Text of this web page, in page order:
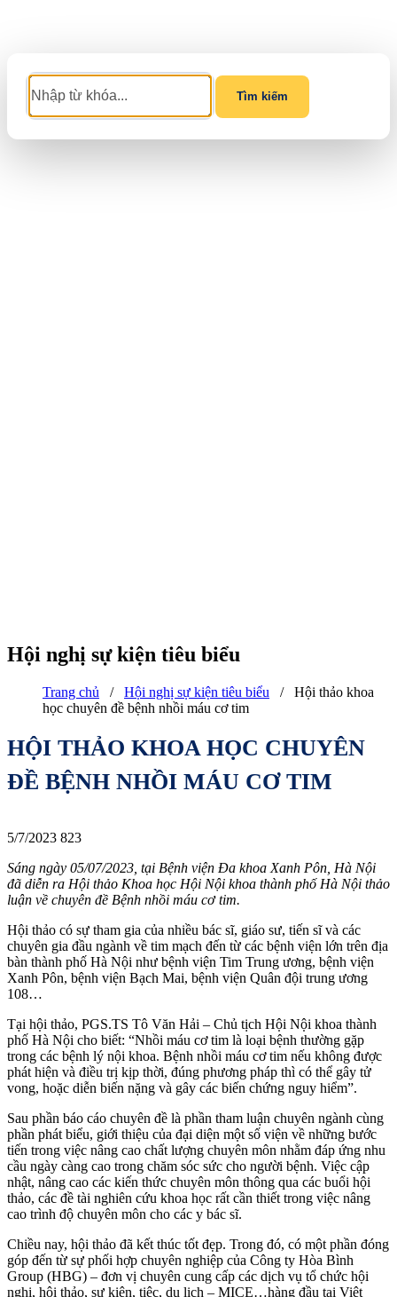
Tìm kiếm
Hội nghị sự kiện tiêu biểu
Trang chủ / Hội nghị sự kiện tiêu biểu / Hội thảo khoa
học chuyên đề bệnh nhồi máu cơ tim
HỘI THẢO KHOA HỌC CHUYÊN
ĐỀ BỆNH NHỒI MÁU CƠ TIM
5/7/2023 823
Sáng ngày 05/07/2023, tại Bệnh viện Đa khoa Xanh Pôn, Hà Nội
đã diễn ra Hội thảo Khoa học Hội Nội khoa thành phố Hà Nội thảo
luận về chuyên đề Bệnh nhồi máu cơ tim.
Hội thảo có sự tham gia của nhiều bác sĩ, giáo sư, tiến sĩ và các
chuyên gia đầu ngành về tim mạch đến từ các bệnh viện lớn trên địa
bàn thành phố Hà Nội như bệnh viện Tim Trung ương, bệnh viện
Xanh Pôn, bệnh viện Bạch Mai, bệnh viện Quân đội trung ương
108…
Tại hội thảo, PGS.TS Tô Văn Hải – Chủ tịch Hội Nội khoa thành
phố Hà Nội cho biết: “Nhồi máu cơ tim là loại bệnh thường gặp
trong các bệnh lý nội khoa. Bệnh nhồi máu cơ tim nếu không được
phát hiện và điều trị kịp thời, đúng phương pháp thì có thể gây tử
vong, hoặc diễn biến nặng và gây các biến chứng nguy hiểm”.
Sau phần báo cáo chuyên đề là phần tham luận chuyên ngành cùng
phần phát biểu, giới thiệu của đại diện một số viện về những bước
tiến trong việc nâng cao chất lượng chuyên môn nhằm đáp ứng nhu
cầu ngày càng cao trong chăm sóc sức cho người bệnh. Việc cập
nhật, nâng cao các kiến thức chuyên môn thông qua các buổi hội
thảo, các đề tài nghiên cứu khoa học rất cần thiết trong việc nâng
cao trình độ chuyên môn cho các y bác sĩ.
Chiều nay, hội thảo đã kết thúc tốt đẹp. Trong đó, có một phần đóng
góp đến từ sự phối hợp chuyên nghiệp của Công ty Hòa Bình
Group (HBG) – đơn vị chuyên cung cấp các dịch vụ tổ chức hội
nghị, hội thảo, sự kiện, tiệc, du lịch – MICE…hàng đầu tại Việt